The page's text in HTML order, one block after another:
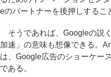
eのパートナーを後押しするこ
そうであれば、Googleの説
加速」の意味も想像できる。
は、Google広告のショーケー
である。